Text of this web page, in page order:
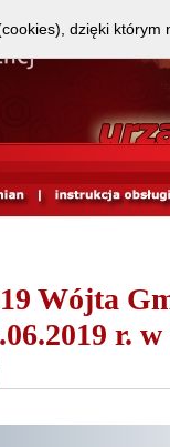
Wójta
r.
dzięki którym